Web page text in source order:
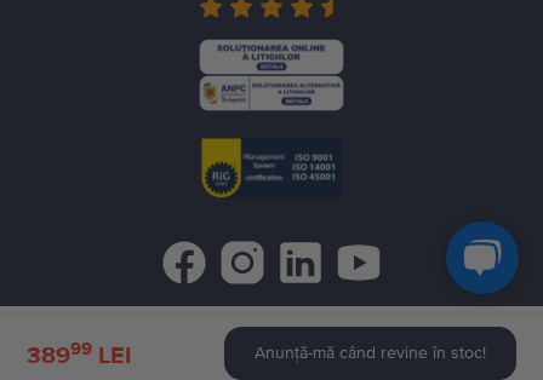
38999 LEI Anunță-mă când revine în stoc!
©
- All rights reserved.